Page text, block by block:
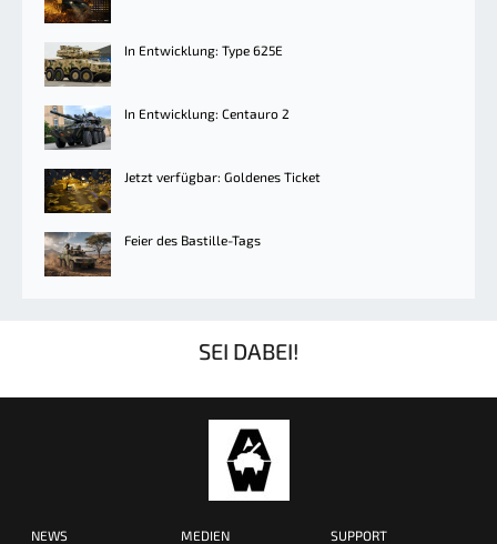
In Entwicklung: Type 625E
In Entwicklung: Centauro 2
Jetzt verfügbar: Goldenes Ticket
Feier des Bastille-Tags
SEI DABEI!
NEWS MEDIEN SUPPORT